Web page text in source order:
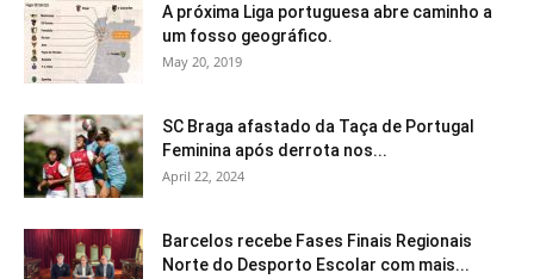
A próxima Liga portuguesa abre caminho a
um fosso geográfico.
May 20, 2019
SC Braga afastado da Taça de Portugal
Feminina após derrota nos...
April 22, 2024
Barcelos recebe Fases Finais Regionais
Norte do Desporto Escolar com mais...